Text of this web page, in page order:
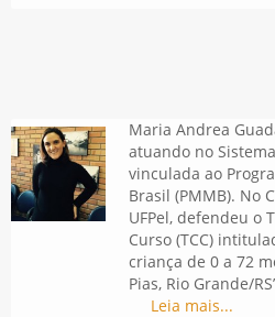
Maria Andrea
atuando no
vinculada ao
Brasil (PMMB). No
UFPel, defendeu o
Curso (TCC)
criança de 0 a 72
Pias, Rio Grande/
Leia mais...